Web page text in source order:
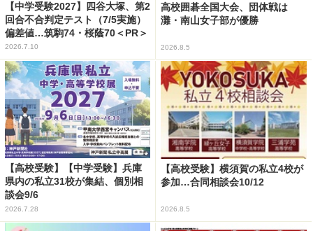
【中学受験2027】四谷大塚、第2
回合不合判定テスト（7/5実施）
偏差値…筑駒74・桜蔭70＜PR＞
2026.7.10
高校囲碁全国大会、団体戦は
灘・南山女子部が優勝
2026.8.5
【高校受験】【中学受験】兵庫
県内の私立31校が集結、個別相
談会9/6
2026.7.28
【高校受験】横須賀の私立4校が
参加…合同相談会10/12
2026.8.5